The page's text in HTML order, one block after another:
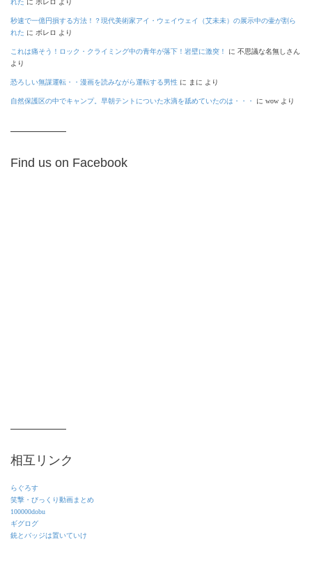
れた に ボレロ より
秒速で一億円損する方法！？現代美術家アイ・ウェイウェイ（艾未未）の展示中の壷が割ら
れた に ボレロ より
これは痛そう！ロック・クライミング中の青年が落下！岩壁に激突！ に 不思議な名無しさん
より
恐ろしい無謀運転・・漫画を読みながら運転する男性 に まに より
自然保護区の中でキャンプ。早朝テントについた水滴を舐めていたのは・・・ に wow より
Find us on Facebook
相互リンク
らぐろす
笑撃・びっくり動画まとめ
100000dobu
ギグログ
銃とバッジは置いていけ